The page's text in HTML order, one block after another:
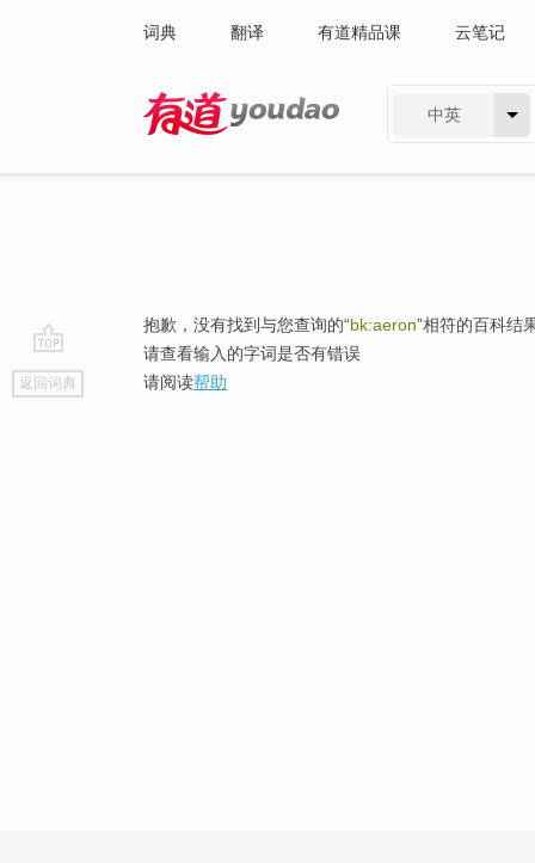
词典 翻译 有道精品课 云笔记
中英
go
top
返回词典
抱歉，没有找到与您查询的“bk:aeron”相符的百科结
请查看输入的字词是否有错误
请阅读帮助